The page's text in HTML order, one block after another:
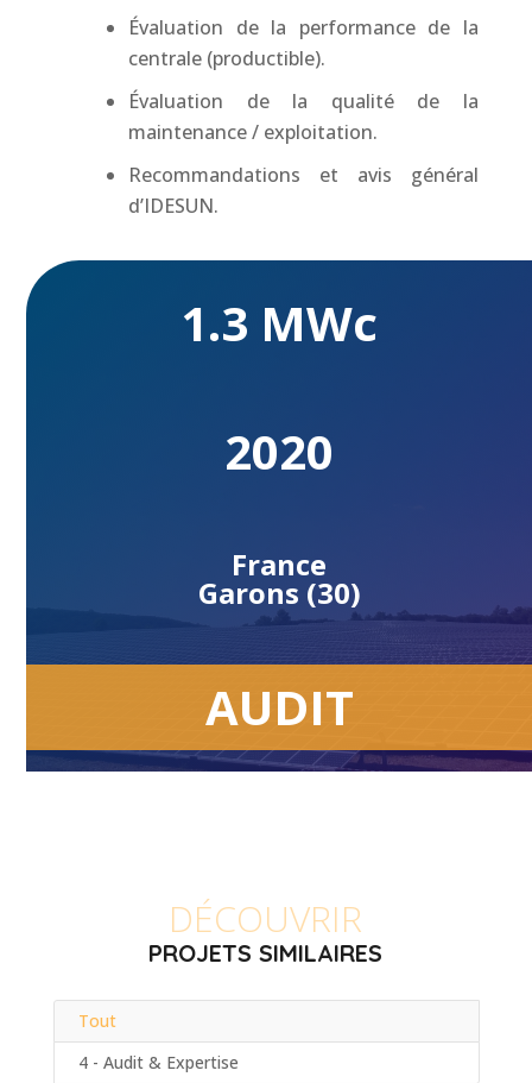
Évaluation de la performance de la
centrale (productible).
Évaluation de la qualité de la
maintenance / exploitation.
Recommandations et avis général
d’IDESUN.
1.3 MWc
2020
France
Garons (30)
AUDIT
DÉCOUVRIR
PROJETS SIMILAIRES
Tout
4 - Audit & Expertise